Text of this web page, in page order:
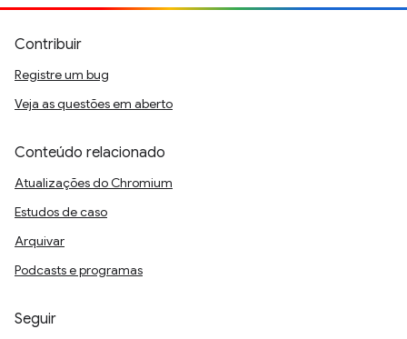
Contribuir
Registre um bug
Veja as questões em aberto
Conteúdo relacionado
Atualizações do Chromium
Estudos de caso
Arquivar
Podcasts e programas
Seguir